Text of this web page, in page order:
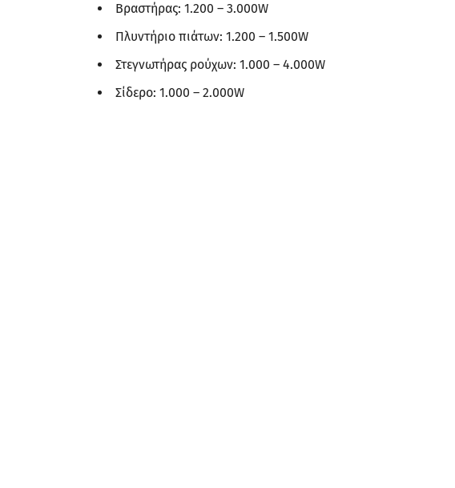
Βραστήρας: 1.200 – 3.000W
Πλυντήριο πιάτων: 1.200 – 1.500W
Στεγνωτήρας ρούχων: 1.000 – 4.000W
Σίδερο: 1.000 – 2.000W